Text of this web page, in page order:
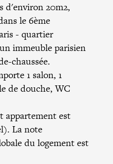
d'environ 20m2,
le6ème
- quartier
immeuble parisien
chaussée.
1 salon, 1
de douche, WC
appartement est
La note
du logement est